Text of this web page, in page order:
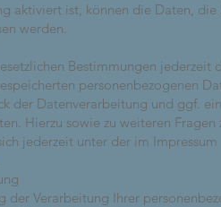
aktiviert ist, können die Daten, die
werden.
Bestimmungen jederzeit
personenbezogenen
der Datenverarbeitung und ggf.
Hierzu sowie zu weiteren Fragen
jederzeit unter der im Impressum
der Verarbeitung Ihrer